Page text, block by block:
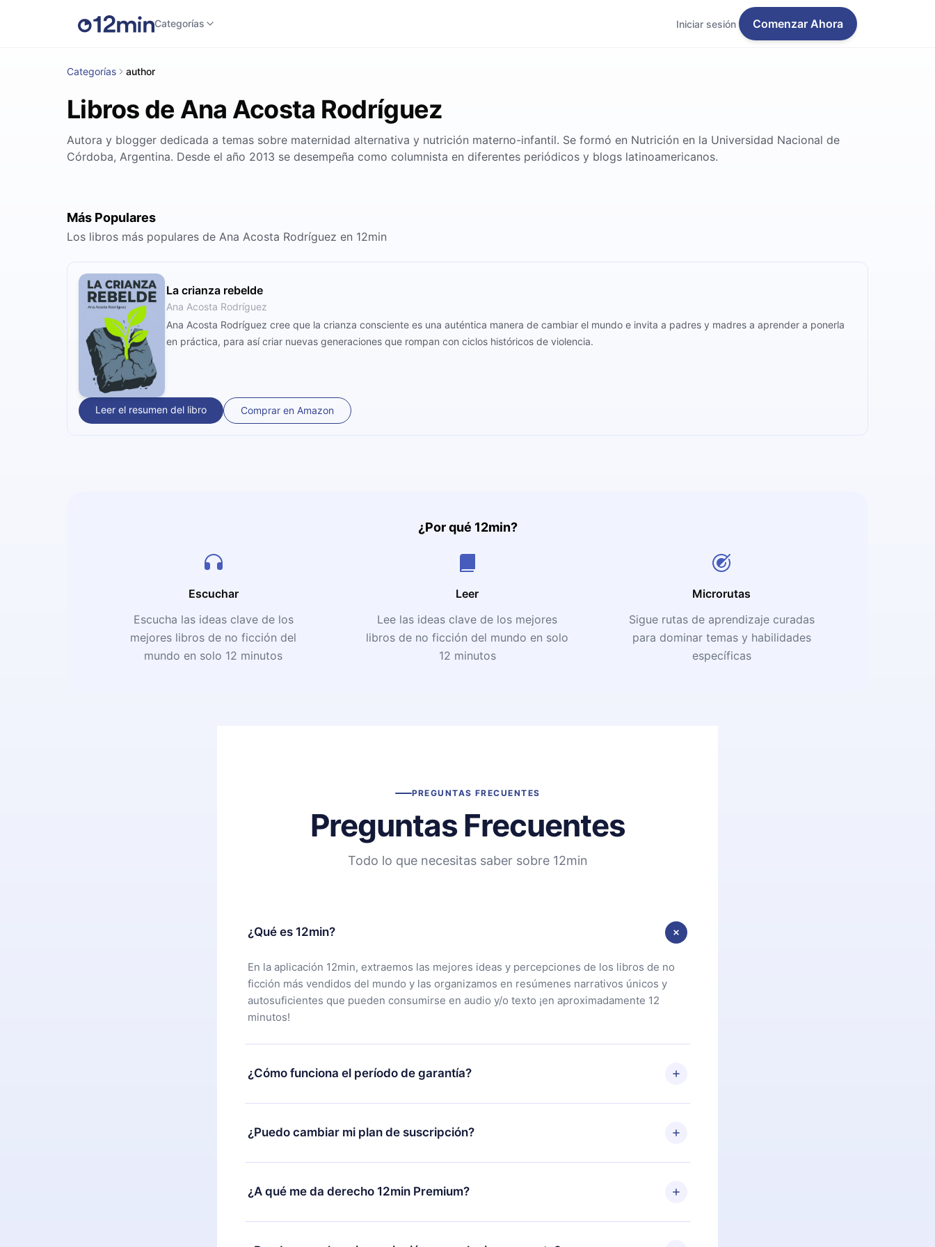
Categorías Iniciar sesión Comenzar Ahora
Categorías author
Libros de Ana Acosta Rodríguez
Autora y blogger dedicada a temas sobre maternidad alternativa y nutrición materno-infantil. Se formó en Nutrición en la Universidad Nacional de
Córdoba, Argentina. Desde el año 2013 se desempeña como columnista en diferentes periódicos y blogs latinoamericanos.
Más Populares
Los libros más populares de Ana Acosta Rodríguez en 12min
La crianza rebelde
Ana Acosta Rodríguez
Ana Acosta Rodríguez cree que la crianza consciente es una auténtica manera de cambiar el mundo e invita a padres y madres a aprender a ponerla
en práctica, para así criar nuevas generaciones que rompan con ciclos históricos de violencia.
Leer el resumen del libro Comprar en Amazon
¿Por qué 12min?
Escuchar
Escucha las ideas clave de los
mejores libros de no ficción del
mundo en solo 12 minutos
Leer
Lee las ideas clave de los mejores
libros de no ficción del mundo en solo
12 minutos
Microrutas
Sigue rutas de aprendizaje curadas
para dominar temas y habilidades
específicas
PREGUNTAS FRECUENTES
Preguntas Frecuentes
Todo lo que necesitas saber sobre 12min
¿Qué es 12min?
En la aplicación 12min, extraemos las mejores ideas y percepciones de los libros de no
ficción más vendidos del mundo y las organizamos en resúmenes narrativos únicos y
autosuficientes que pueden consumirse en audio y/o texto ¡en aproximadamente 12
minutos!
¿Cómo funciona el período de garantía?
Puedes descargar nuestra aplicación y comenzar a disfrutar de nuestra biblioteca. Si por
alguna razón no estás satisfecho con nuestra plataforma, simplemente contacta a
nuestro equipo de soporte (
contacto@12min.com
¿Puedo cambiar mi plan de suscripción?
Sí, pero el cambio solo se aplicará a partir del próximo período de facturación. Por
ejemplo, si decides cambiar tu suscripción mensual a anual, después de confirmar el
cambio al plan anual, el nuevo plan solo se aplicará y cobrará después del aniversario de
¿A qué me da derecho 12min Premium?
12min Premium es un plan que te garantiza acceso a toda nuestra biblioteca de más de
2500 títulos disponibles en 3 idiomas (inglés, español y portugués) que puedes leer o